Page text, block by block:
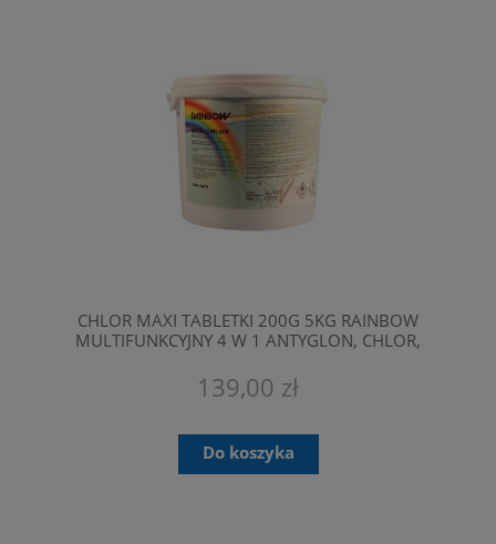
CHLOR MAXI TABLETKI 200G 5KG RAINBOW
MULTIFUNKCYJNY 4 W 1 ANTYGLON, CHLOR,
139,00 zł
Do koszyka